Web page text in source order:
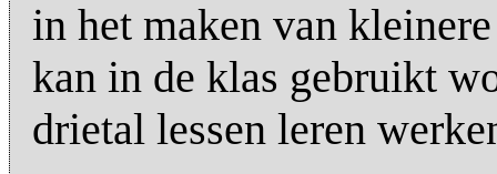
in het maken van
kan in de klas gebruikt
drietal lessen leren